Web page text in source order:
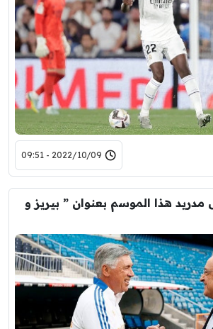
2022/10/09 - 09:51
هذا الموسم بعنوان ” بيريز و